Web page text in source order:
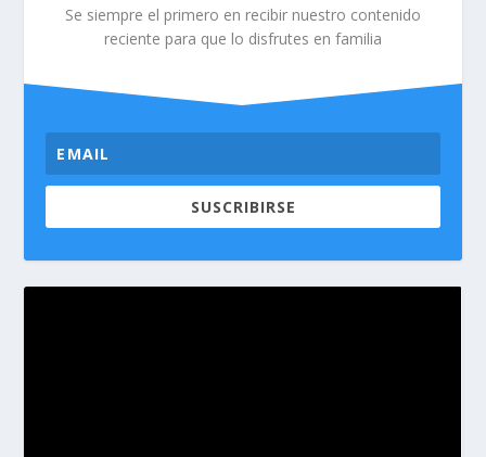
Se siempre el primero en recibir nuestro contenido
reciente para que lo disfrutes en familia
SUSCRIBIRSE